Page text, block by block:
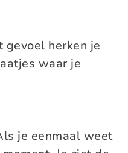
herken je
waar je
je eenmaal weet